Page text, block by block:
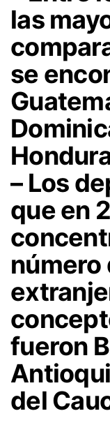
las
se
– Los
que en
número
fueron
del